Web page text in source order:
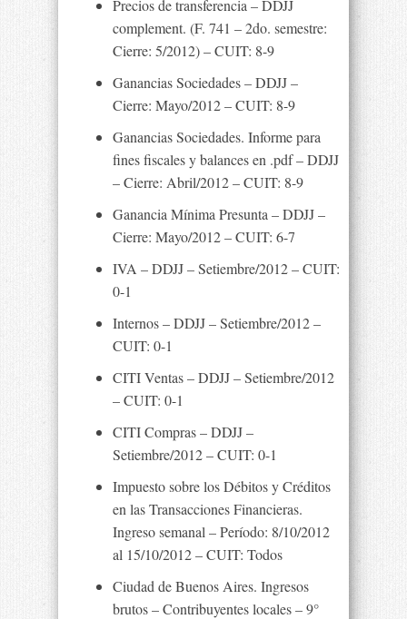
Precios de transferencia – DDJJ
complement. (F. 741 – 2do. semestre:
Cierre: 5/2012) – CUIT: 8-9
Ganancias Sociedades – DDJJ –
Cierre: Mayo/2012 – CUIT: 8-9
Ganancias Sociedades. Informe para
fines fiscales y balances en .pdf – DDJJ
– Cierre: Abril/2012 – CUIT: 8-9
Ganancia Mínima Presunta – DDJJ –
Cierre: Mayo/2012 – CUIT: 6-7
IVA – DDJJ – Setiembre/2012 – CUIT:
0-1
Internos – DDJJ – Setiembre/2012 –
CUIT: 0-1
CITI Ventas – DDJJ – Setiembre/2012
– CUIT: 0-1
CITI Compras – DDJJ –
Setiembre/2012 – CUIT: 0-1
Impuesto sobre los Débitos y Créditos
en las Transacciones Financieras.
Ingreso semanal – Período: 8/10/2012
al 15/10/2012 – CUIT: Todos
Ciudad de Buenos Aires. Ingresos
brutos – Contribuyentes locales – 9°